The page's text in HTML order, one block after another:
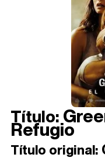
Título:
Refugio
Título original: